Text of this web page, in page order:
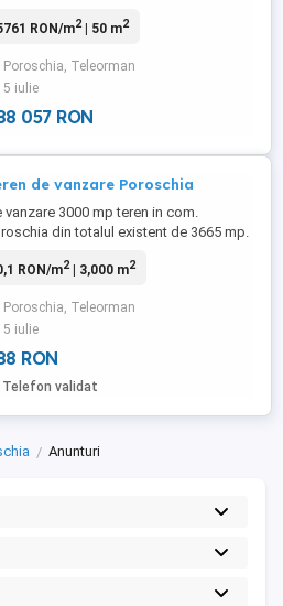
RON/m2| 50 m2
Poroschia, Teleorman
5 iulie
057 RON
de vanzare Poroschia
vanzare 3000 mp teren in com.
din totalul existent de 3665 mp.
este amplasat vis-a-vis de Petrom
drum local asfaltat în spate. Pretul este
55 euro mp. Pentru detalii va rog sa ma
...
RON/m2| 3,000 m2
Poroschia, Teleorman
5 iulie
RON
Telefon validat
Anunturi